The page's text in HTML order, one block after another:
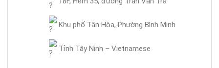
Khu phố Tân Hòa, Phường Bình Minh
Tỉnh Tây Ninh – Vietnamese